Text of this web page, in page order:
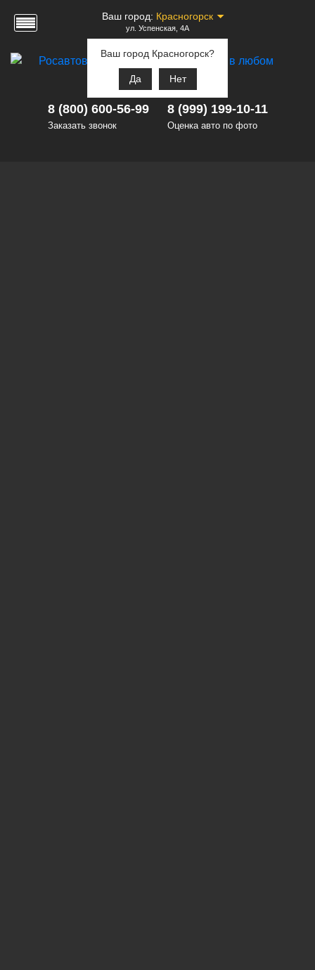
Ваш город: Красногорск
Ваш город Красногорск?
Да Нет
ул. Успенская, 4А
8 (800) 600-56-99
Заказать звонок
8 (999) 199-10-11
Оценка авто по фото